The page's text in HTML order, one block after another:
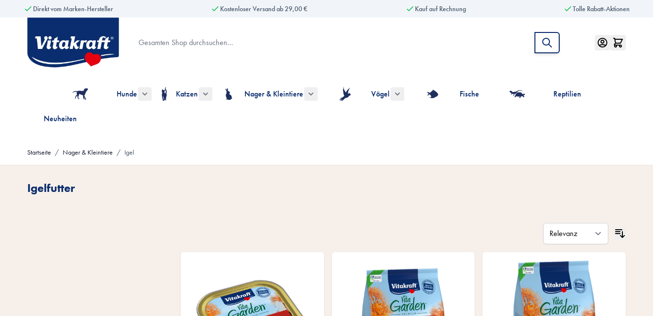
Direkt vom Marken-Hersteller Kostenloser Versand ab 29,00 € Kauf auf Rechnung Tolle Rabatt-Aktionen
Hunde
Untermenü für die Kategorie Hunde anzeigen
Katzen
Untermenü für die Kategorie Katzen anzeigen
Nager & Kleintiere
Untermenü für die Kategorie Nager & Kleintiere anzeigen
Vögel
Fische Reptilien
Neuheiten
Startseite / Nager & Kleintiere / Igel
Igelfutter